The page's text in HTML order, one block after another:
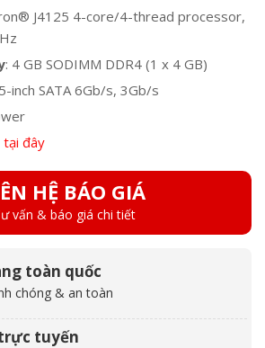
J4125 4-core/4-thread processor,
: 4 GB SODIMM DDR4 (1 x 4 GB)
inch SATA 6Gb/s, 3Gb/s
tại đây
HỆ BÁO GIÁ
vấn & báo giá chi tiết
toàn quốc
chóng & an toàn
tuyến